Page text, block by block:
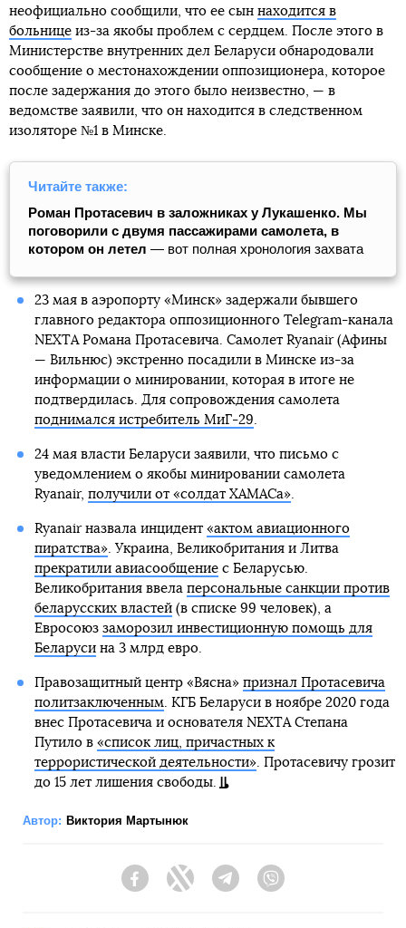
неофициально сообщили, что ее сын находится в
больнице из-за якобы проблем с сердцем. После этого в
Министерстве внутренних дел Беларуси обнародовали
сообщение о местонахождении оппозиционера, которое
после задержания до этого было неизвестно, — в
ведомстве заявили, что он находится в следственном
изоляторе №1 в Минске.
Читайте также:
Роман Протасевич в заложниках у Лукашенко. Мы
поговорили с двумя пассажирами самолета, в
котором он летел — вот полная хронология захвата
23 мая в аэропорту «Минск» задержали бывшего
главного редактора оппозиционного Telegram-канала
NEXTA Романа Протасевича. Самолет Ryanair (Афины
— Вильнюс) экстренно посадили в Минске из-за
информации о минировании, которая в итоге не
подтвердилась. Для сопровождения самолета
поднимался истребитель МиГ-29.
24 мая власти Беларуси заявили, что письмо с
уведомлением о якобы минировании самолета
Ryanair, получили от «солдат ХАМАСа».
Ryanair назвала инцидент «актом авиационного
пиратства». Украина, Великобритания и Литва
прекратили авиасообщениес Беларусью.
Великобритания ввела персональные санкции против
беларусских властей(в списке 99 человек), а
Евросоюз заморозил инвестиционную помощь для
Беларусина 3 млрд евро.
Правозащитный центр «Вясна» признал Протасевича
политзаключенным. КГБ Беларуси в ноябре 2020 года
внес Протасевича и основателя NEXTA Степана
Путило в «список лиц, причастных к
террористической деятельности». Протасевичу грозит
до 15 лет лишения свободы.
Автор: Виктория Мартынюк
FacebookTwitter Telegram